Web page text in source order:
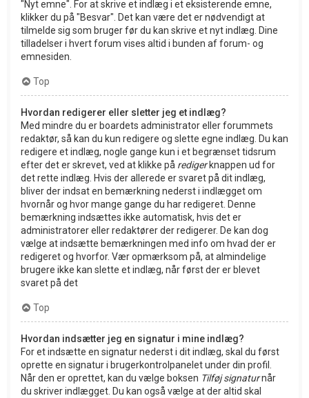
"Nyt emne". For at skrive et indlæg i et eksisterende emne,
klikker du på "Besvar". Det kan være det er nødvendigt at
tilmelde sig som bruger før du kan skrive et nyt indlæg. Dine
tilladelser i hvert forum vises altid i bunden af forum- og
emnesiden.
Top
Hvordan redigerer eller sletter jeg et indlæg?
Med mindre du er boardets administrator eller forummets
redaktør, så kan du kun redigere og slette egne indlæg. Du kan
redigere et indlæg, nogle gange kun i et begrænset tidsrum
efter det er skrevet, ved at klikke på redigerknappen ud for
det rette indlæg. Hvis der allerede er svaret på dit indlæg,
bliver der indsat en bemærkning nederst i indlægget om
hvornår og hvor mange gange du har redigeret. Denne
bemærkning indsættes ikke automatisk, hvis det er
administratorer eller redaktører der redigerer. De kan dog
vælge at indsætte bemærkningen med info om hvad der er
redigeret og hvorfor. Vær opmærksom på, at almindelige
brugere ikke kan slette et indlæg, når først der er blevet
svaret på det
Top
Hvordan indsætter jeg en signatur i mine indlæg?
For et indsætte en signatur nederst i dit indlæg, skal du først
oprette en signatur i brugerkontrolpanelet under din profil.
Når den er oprettet, kan du vælge boksen Tilføj signaturnår
du skriver indlægget. Du kan også vælge at der altid skal